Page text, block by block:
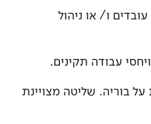
עובדים ו/ או ניהול
עבודה תקינים.
בוריה. שליטה מצויינת